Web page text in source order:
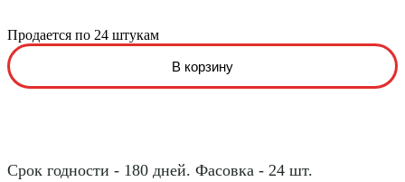
Продается по 24 штукам
Срок годности - 180 дней. Фасовка - 24 шт.